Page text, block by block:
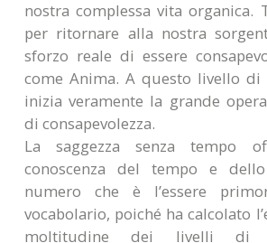
nostra complessa vita organica.
per ritornare alla nostra
sforzo reale di essere
come Anima. A questo livello di
inizia veramente la grande
di consapevolezza.
La saggezza senza tempo
conoscenza del tempo e
numero che è l’essere
vocabolario, poiché ha calcolato
moltitudine dei livelli di